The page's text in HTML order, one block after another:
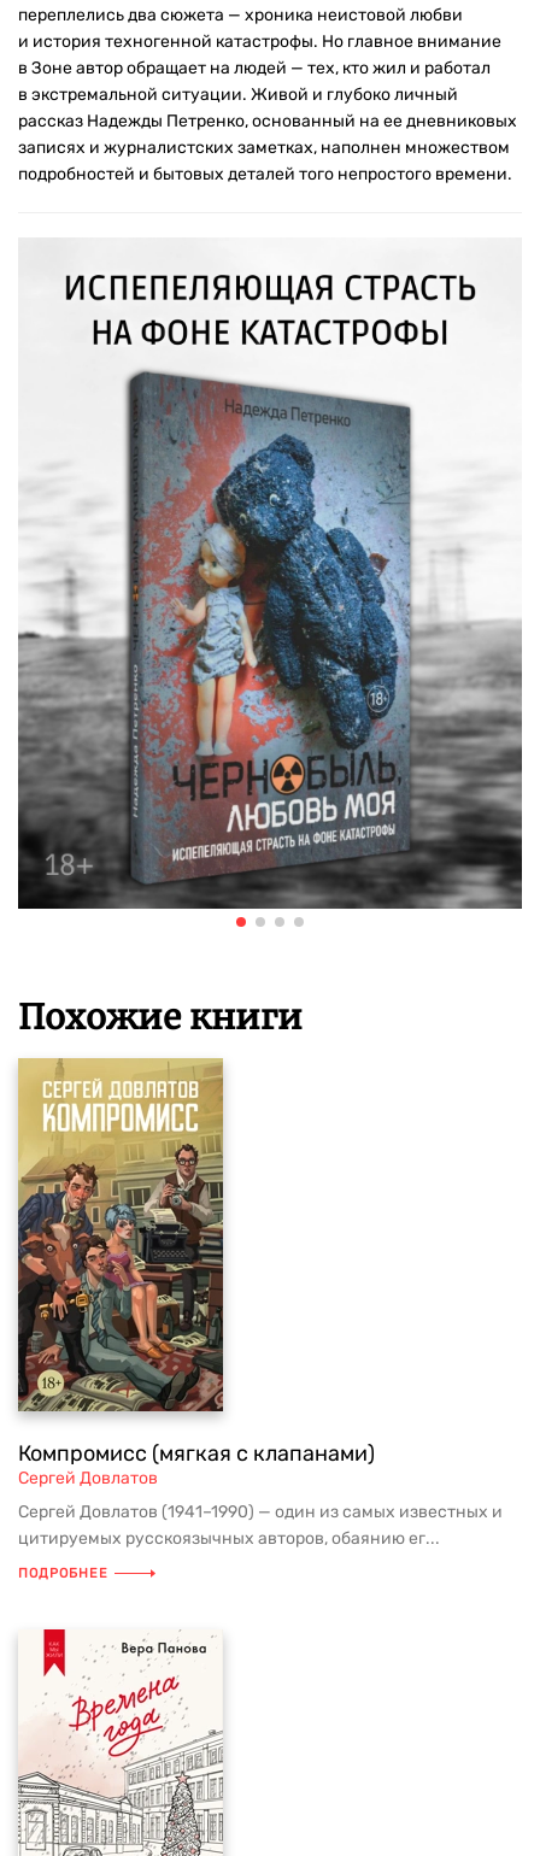
переплелись два сюжета — хроника неистовой любви
и история техногенной катастрофы. Но главное внимание
в Зоне автор обращает на людей — тех, кто жил и работал
в экстремальной ситуации. Живой и глубоко личный
рассказ Надежды Петренко, основанный на ее дневниковых
записях и журналистских заметках, наполнен множеством
подробностей и бытовых деталей того непростого времени.
Похожие книги
Компромисс (мягкая с клапанами)
Сергей Довлатов
Сергей Довлатов (1941–1990) — один из самых известных и
цитируемых русскоязычных авторов, обаянию ег...
ПОДРОБНЕЕ